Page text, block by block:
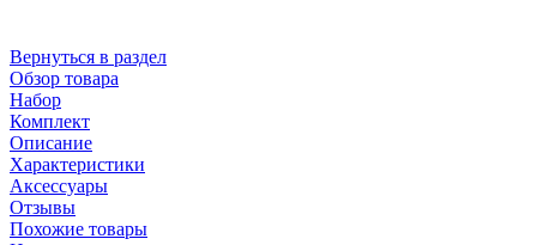
Вернуться в раздел
Обзор товара
Набор
Комплект
Описание
Характеристики
Аксессуары
Отзывы
Похожие товары